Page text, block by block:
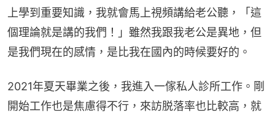
上學到重要知識，我就會馬上視頻講給老公聽，「這
個理論就是講的我們！」雖然我跟我老公是異地，但
是我們現在的感情，是比我在國內的時候要好的。
2021年夏天畢業之後，我進入一傢私人診所工作。剛
開始工作也是焦慮得不行，來訪脱落率也比較高，就